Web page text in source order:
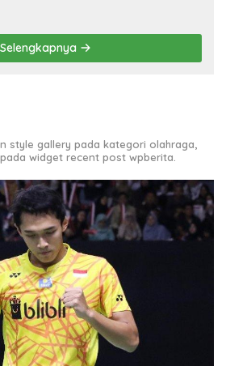
Selengkapnya
style gallery pada kategori olahraga,
widget recent post wpberita.